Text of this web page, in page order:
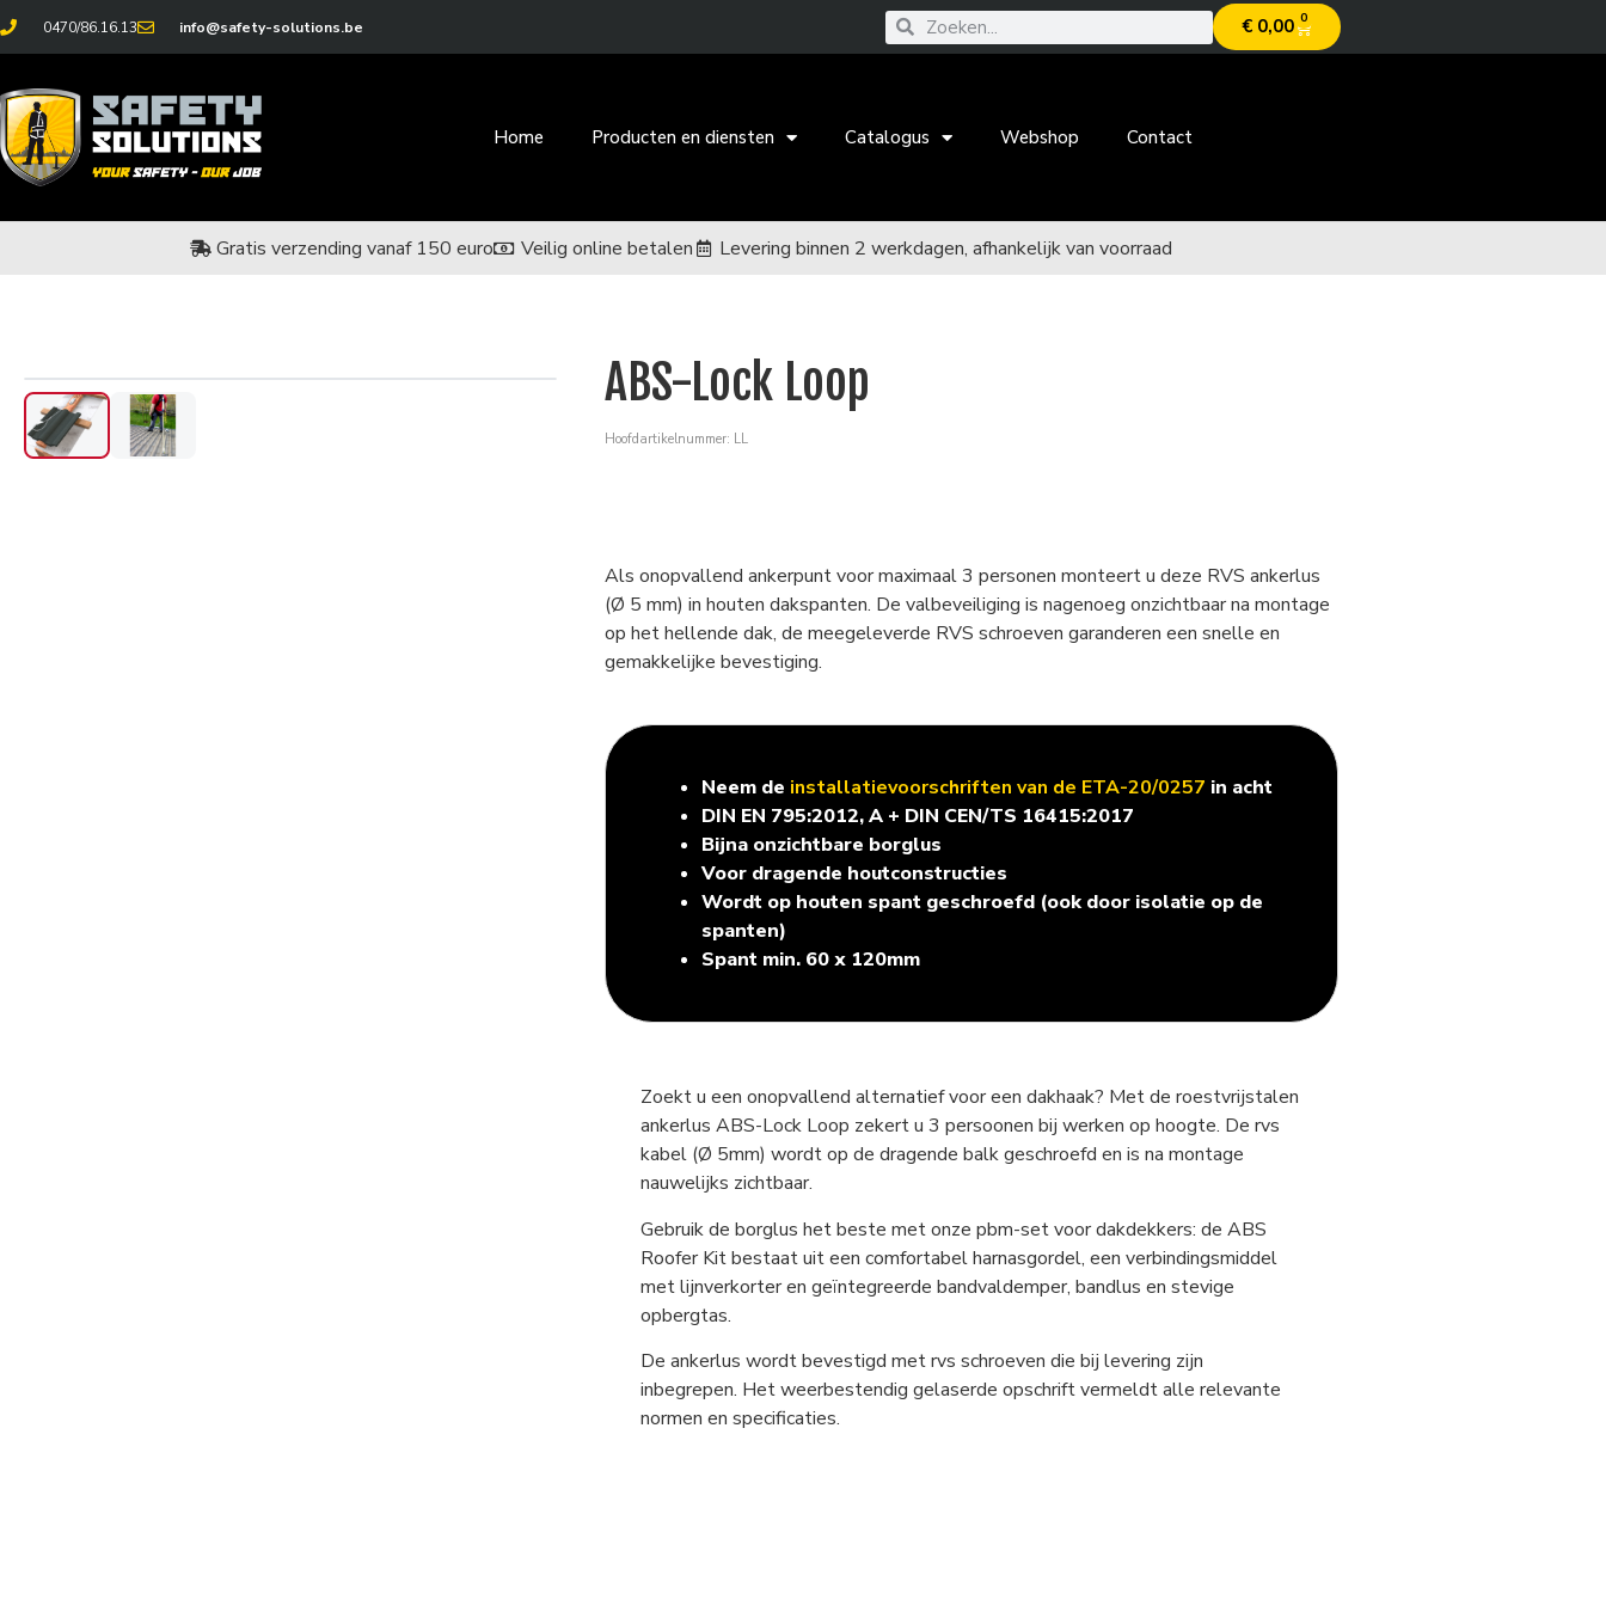
0470/86.16.13 info@safety-solutions.be €0,00 0
Home Producten en diensten Catalogus Webshop Contact
Gratis verzending vanaf 150 euro Veilig online betalen Levering binnen 2 werkdagen, afhankelijk van voorraad
‹ › ABS-Lock Loop
Hoofdartikelnummer: LL
Als onopvallend ankerpunt voor maximaal 3 personen monteert u deze RVS ankerlus
(Ø 5 mm) in houten dakspanten. De valbeveiliging is nagenoeg onzichtbaar na montage
op het hellende dak, de meegeleverde RVS schroeven garanderen een snelle en
gemakkelijke bevestiging.
Neem de installatievoorschriften van de ETA-20/0257 in acht
DIN EN 795:2012, A + DIN CEN/TS 16415:2017
Bijna onzichtbare borglus
Voor dragende houtconstructies
Wordt op houten spant geschroefd (ook door isolatie op de
spanten)
Spant min. 60 x 120mm
Zoekt u een onopvallend alternatief voor een dakhaak? Met de roestvrijstalen
ankerlus ABS-Lock Loop zekert u 3 persoonen bij werken op hoogte. De rvs
kabel (Ø 5mm) wordt op de dragende balk geschroefd en is na montage
nauwelijks zichtbaar.
Gebruik de borglus het beste met onze pbm-set voor dakdekkers: de ABS
Roofer Kit bestaat uit een comfortabel harnasgordel, een verbindingsmiddel
met lijnverkorter en geïntegreerde bandvaldemper, bandlus en stevige
opbergtas.
De ankerlus wordt bevestigd met rvs schroeven die bij levering zijn
inbegrepen. Het weerbestendig gelaserde opschrift vermeldt alle relevante
normen en specificaties.